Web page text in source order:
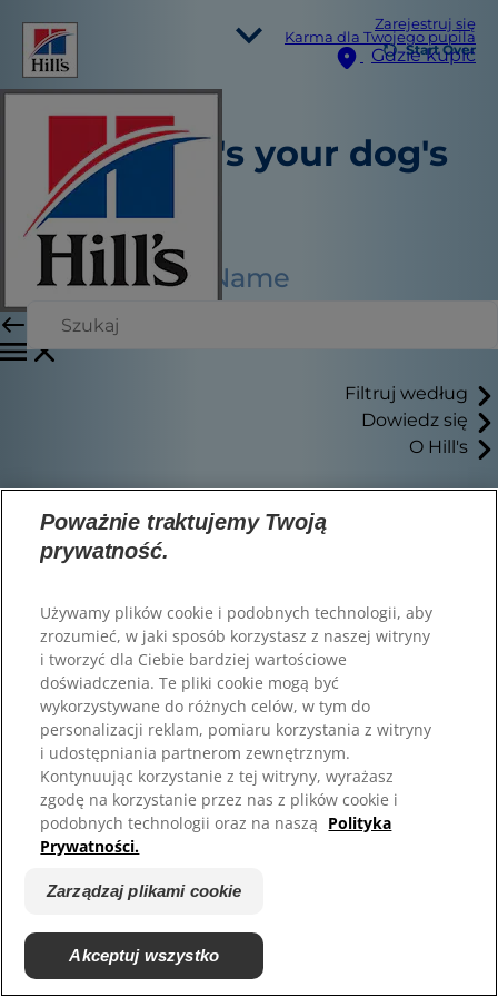
Zarejestruj się
Karma dla Twojego pupila
Gdzie kupić
Filtruj według
Dowiedz się
O Hill's
Karma dla Twojego pupila
Karma dla Twojego pupila
Gdzie kupić
Wybór języka
Znajdź odpowiednią
karmę dla swojego
pupila
Start Over
And what's your dog's
name?
Wybór języka
Kontakt
Mapa strony
Nasze strony
Kariera
© 2025 Hill's Pet Nutrition, Inc.
As used herein, denotes registered trademark status
in the U.S. only; registration status in other
geographies may be different. Your use of this site is
subject to our terms.
Regulamin
Regulamin i polityka
prywatności
Zaangażowanie prawne
Zarządzaj plikami cookie
Poważnie traktujemy Twoją
prywatność.
Używamy plików cookie i podobnych technologii, aby
zrozumieć, w jaki sposób korzystasz z naszej witryny
i tworzyć dla Ciebie bardziej wartościowe
doświadczenia. Te pliki cookie mogą być
wykorzystywane do różnych celów, w tym do
personalizacji reklam, pomiaru korzystania z witryny
i udostępniania partnerom zewnętrznym.
Kontynuując korzystanie z tej witryny, wyrażasz
zgodę na korzystanie przez nas z plików cookie i
podobnych technologii oraz na naszą Polityka
Prywatności.
Zarządzaj plikami cookie
Akceptuj wszystko